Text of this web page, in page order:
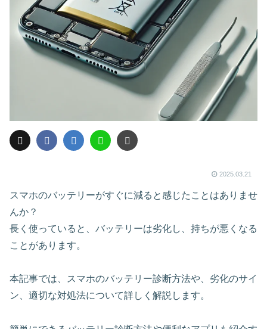
2025.03.21
スマホのバッテリーがすぐに減ると感じたことはありませ
んか？
長く使っていると、バッテリーは劣化し、持ちが悪くなる
ことがあります。
本記事では、スマホのバッテリー診断方法や、劣化のサイ
ン、適切な対処法について詳しく解説します。